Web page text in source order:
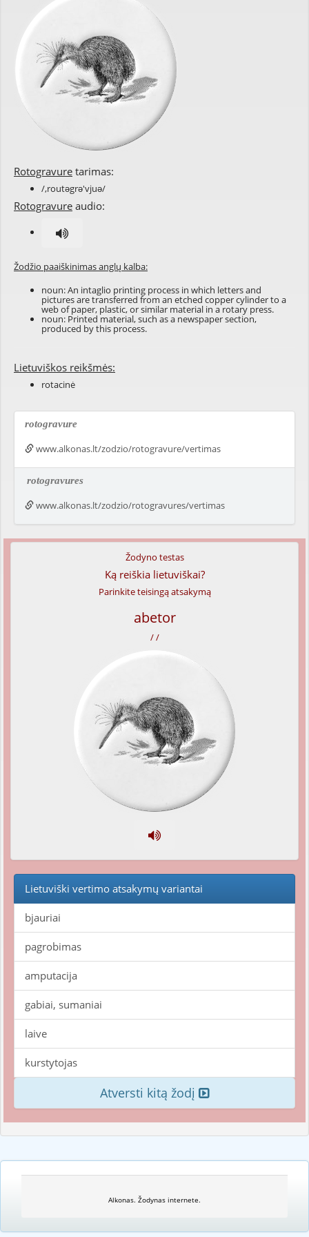
Rotogravure tarimas:
/,routəgrə'vjuə/
Rotogravure audio:
Žodžio paaiškinimas anglų kalba:
noun: An intaglio printing process in which letters and
pictures are transferred from an etched copper cylinder to a
web of paper, plastic, or similar material in a rotary press.
noun: Printed material, such as a newspaper section,
produced by this process.
Lietuviškos reikšmės:
rotacinė
rotogravure
www.alkonas.lt/zodzio/rotogravure/vertimas
rotogravures
www.alkonas.lt/zodzio/rotogravures/vertimas
Žodyno testas
Ką reiškia lietuviškai?
Parinkite teisingą atsakymą
abetor
/ /
Lietuviški vertimo atsakymų variantai
bjauriai
pagrobimas
amputacija
gabiai, sumaniai
laive
kurstytojas
Atversti kitą žodį
Alkonas. Žodynas internete.